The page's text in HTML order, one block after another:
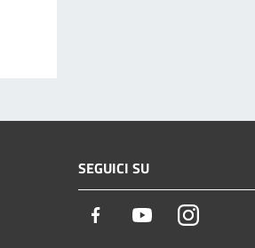
SEGUICI SU
Facebook YoutubeInstagram